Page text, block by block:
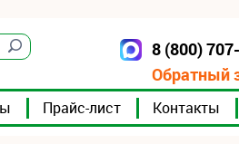
Прайс-лист Контакты
8 (800)
Обратный